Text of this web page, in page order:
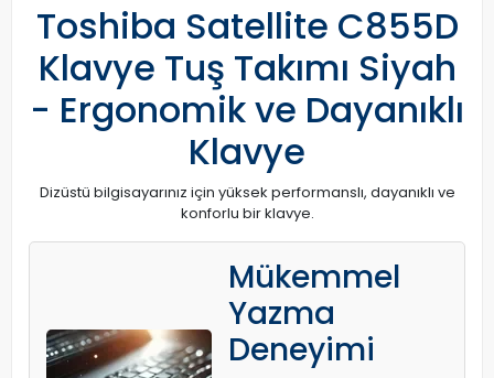
Toshiba Satellite C855D
Klavye Tuş Takımı Siyah
- Ergonomik ve Dayanıklı
Klavye
Dizüstü bilgisayarınız için yüksek performanslı, dayanıklı ve
konforlu bir klavye.
Mükemmel
Yazma
Deneyimi